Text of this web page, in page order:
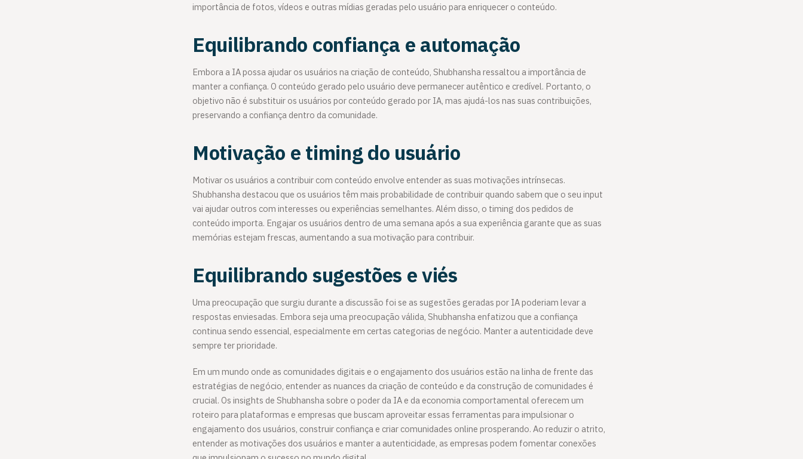
importância de fotos, vídeos e outras mídias geradas pelo usuário para enriquecer o conteúdo.
Equilibrando confiança e automação
Embora a IA possa ajudar os usuários na criação de conteúdo, Shubhansha ressaltou a importância de
manter a confiança. O conteúdo gerado pelo usuário deve permanecer autêntico e credível. Portanto, o
objetivo não é substituir os usuários por conteúdo gerado por IA, mas ajudá-los nas suas contribuições,
preservando a confiança dentro da comunidade.
Motivação e timing do usuário
Motivar os usuários a contribuir com conteúdo envolve entender as suas motivações intrínsecas.
Shubhansha destacou que os usuários têm mais probabilidade de contribuir quando sabem que o seu input
vai ajudar outros com interesses ou experiências semelhantes. Além disso, o timing dos pedidos de
conteúdo importa. Engajar os usuários dentro de uma semana após a sua experiência garante que as suas
memórias estejam frescas, aumentando a sua motivação para contribuir.
Equilibrando sugestões e viés
Uma preocupação que surgiu durante a discussão foi se as sugestões geradas por IA poderiam levar a
respostas enviesadas. Embora seja uma preocupação válida, Shubhansha enfatizou que a confiança
continua sendo essencial, especialmente em certas categorias de negócio. Manter a autenticidade deve
sempre ter prioridade.
Em um mundo onde as comunidades digitais e o engajamento dos usuários estão na linha de frente das
estratégias de negócio, entender as nuances da criação de conteúdo e da construção de comunidades é
crucial. Os insights de Shubhansha sobre o poder da IA e da economia comportamental oferecem um
roteiro para plataformas e empresas que buscam aproveitar essas ferramentas para impulsionar o
engajamento dos usuários, construir confiança e criar comunidades online prosperando. Ao reduzir o atrito,
entender as motivações dos usuários e manter a autenticidade, as empresas podem fomentar conexões